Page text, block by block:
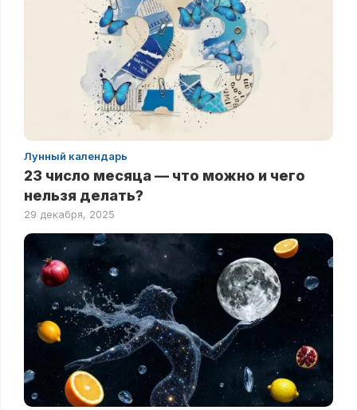
Лунный календарь
23 число месяца — что можно и чего
нельзя делать?
29 декабря, 2025